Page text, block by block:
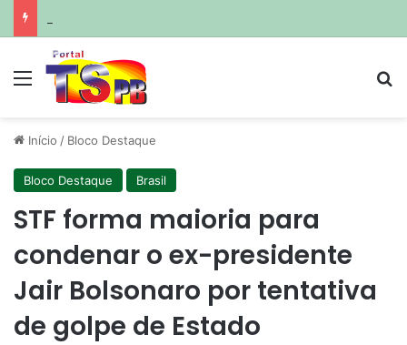
Menu
Início / Bloco Destaque
Bloco Destaque Brasil
STF forma maioria para
condenar o ex-presidente
Jair Bolsonaro por tentativa
de golpe de Estado